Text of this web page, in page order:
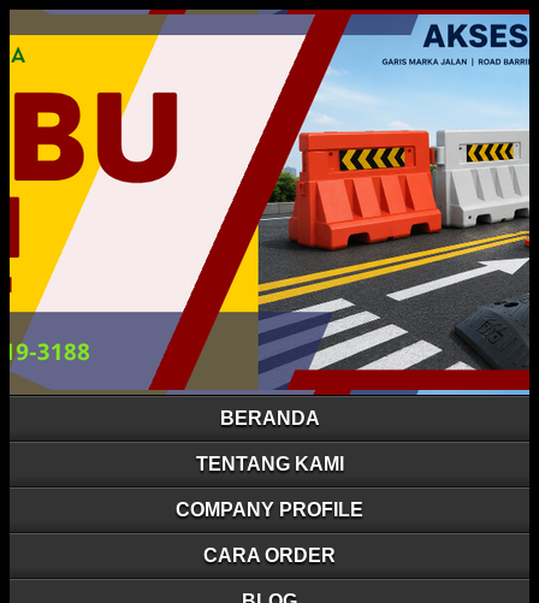
BERANDA
TENTANG KAMI
COMPANY PROFILE
CARA ORDER